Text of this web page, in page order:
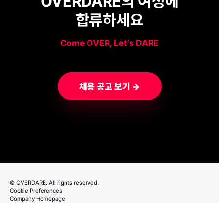
합류하세요
Come OVER, Let's DARE
채용 공고 보기 →
© OVERDARE. All rights reserved.
Cookie Preferences
Company Homepage